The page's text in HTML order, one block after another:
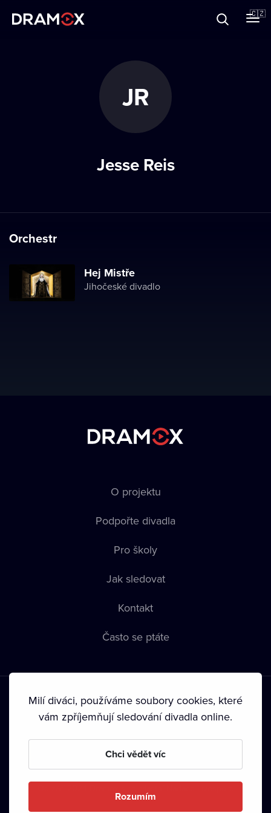
🇨🇿
JR
Jesse Reis
Orchestr
Hej Mistře
Jihočeské divadlo
O projektu
Podpořte divadla
Pro školy
Jak sledovat
Kontakt
Často se ptáte
Podmínky používání • Ochrana soukromí • Zásady používání
• Autorská práva•
Milí diváci, používáme soubory cookies, které
vám zpříjemňují sledování divadla online.
Chci vědět víc
Rozumím